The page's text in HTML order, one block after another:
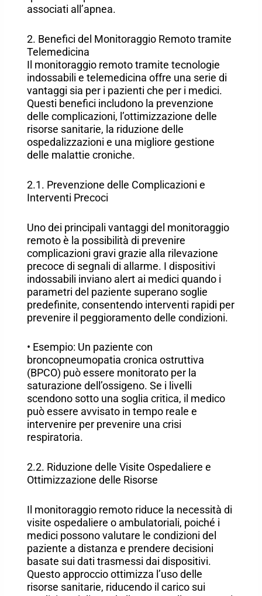
associati all’apnea.
2. Benefici del Monitoraggio Remoto tramite
Telemedicina
Il monitoraggio remoto tramite tecnologie
indossabili e telemedicina offre una serie di
vantaggi sia per i pazienti che per i medici.
Questi benefici includono la prevenzione
delle complicazioni, l’ottimizzazione delle
risorse sanitarie, la riduzione delle
ospedalizzazioni e una migliore gestione
delle malattie croniche.
2.1. Prevenzione delle Complicazioni e
Interventi Precoci
Uno dei principali vantaggi del monitoraggio
remoto è la possibilità di prevenire
complicazioni gravi grazie alla rilevazione
precoce di segnali di allarme. I dispositivi
indossabili inviano alert ai medici quando i
parametri del paziente superano soglie
predefinite, consentendo interventi rapidi per
prevenire il peggioramento delle condizioni.
• Esempio: Un paziente con
broncopneumopatia cronica ostruttiva
(BPCO) può essere monitorato per la
saturazione dell’ossigeno. Se i livelli
scendono sotto una soglia critica, il medico
può essere avvisato in tempo reale e
intervenire per prevenire una crisi
respiratoria.
2.2. Riduzione delle Visite Ospedaliere e
Ottimizzazione delle Risorse
Il monitoraggio remoto riduce la necessità di
visite ospedaliere o ambulatoriali, poiché i
medici possono valutare le condizioni del
paziente a distanza e prendere decisioni
basate sui dati trasmessi dai dispositivi.
Questo approccio ottimizza l’uso delle
risorse sanitarie, riducendo il carico sui